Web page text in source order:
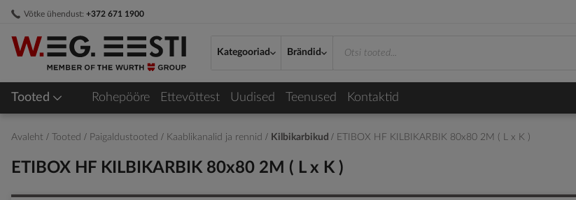
Võtke ühendust: +372 671 1900
Skip
Content
Kategooriad
Brändid
Tooted Rohepööre Ettevõttest Uudised Teenused Kontaktid
Avaleht Tooted Paigaldustooted Kaablikanalid ja rennid Kilbikarbikud ETIBOX HF KILBIKARBIK 80x80 2M ( L x K )
ETIBOX HF KILBIKARBIK 80x80 2M ( L x K )